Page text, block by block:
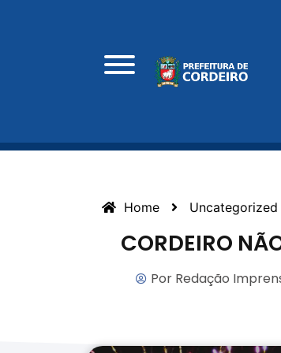
Home Uncategorized
CORDEIRO
Por Redação